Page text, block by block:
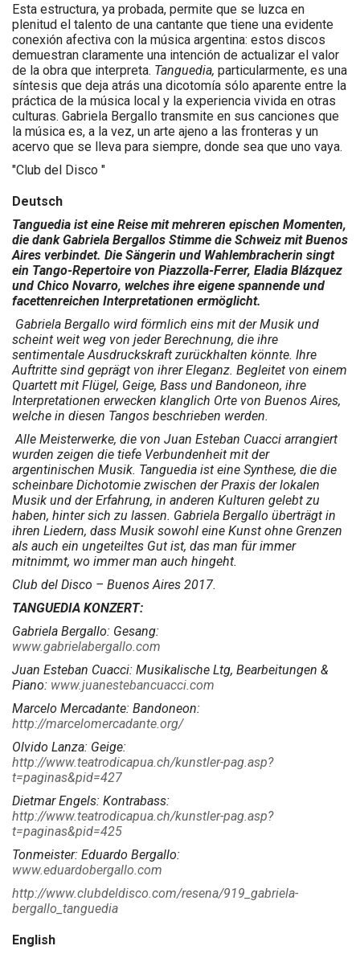
Esta estructura, ya probada, permite que se luzca en
plenitud el talento de una cantante que tiene una evidente
conexión afectiva con la música argentina: estos discos
demuestran claramente una intención de actualizar el valor
de la obra que interpreta. Tanguedia, particularmente, es una
síntesis que deja atrás una dicotomía sólo aparente entre la
práctica de la música local y la experiencia vivida en otras
culturas. Gabriela Bergallo transmite en sus canciones que
la música es, a la vez, un arte ajeno a las fronteras y un
acervo que se lleva para siempre, donde sea que uno vaya.
"Club del Disco "
Deutsch
Tanguedia ist eine Reise mit mehreren epischen Momenten,
die dank Gabriela Bergallos Stimme die Schweiz mit Buenos
Aires verbindet. Die Sängerin und Wahlembracherin singt
ein Tango-Repertoire von Piazzolla-Ferrer, Eladia Blázquez
und Chico Novarro, welches ihre eigene spannende und
facettenreichen Interpretationen ermöglicht.
Gabriela Bergallo wird förmlich eins mit der Musik und
scheint weit weg von jeder Berechnung, die ihre
sentimentale Ausdruckskraft zurückhalten könnte. Ihre
Auftritte sind geprägt von ihrer Eleganz. Begleitet von einem
Quartett mit Flügel, Geige, Bass und Bandoneon, ihre
Interpretationen erwecken klanglich Orte von Buenos Aires,
welche in diesen Tangos beschrieben werden.
Alle Meisterwerke, die von Juan Esteban Cuacci arrangiert
wurden zeigen die tiefe Verbundenheit mit der
argentinischen Musik. Tanguedia ist eine Synthese, die die
scheinbare Dichotomie zwischen der Praxis der lokalen
Musik und der Erfahrung, in anderen Kulturen gelebt zu
haben, hinter sich zu lassen. Gabriela Bergallo überträgt in
ihren Liedern, dass Musik sowohl eine Kunst ohne Grenzen
als auch ein ungeteiltes Gut ist, das man für immer
mitnimmt, wo immer man auch hingeht.
Club del Disco – Buenos Aires 2017.
TANGUEDIA KONZERT:
Gabriela Bergallo: Gesang:
www.gabrielabergallo.com
Juan Esteban Cuacci: Musikalische Ltg, Bearbeitungen &
Piano: www.juanestebancuacci.com
Marcelo Mercadante: Bandoneon:
http://marcelomercadante.org/
Olvido Lanza: Geige:
http://www.teatrodicapua.ch/kunstler-pag.asp?
t=paginas&pid=427
Dietmar Engels: Kontrabass:
http://www.teatrodicapua.ch/kunstler-pag.asp?
t=paginas&pid=425
Tonmeister: Eduardo Bergallo:
www.eduardobergallo.com
http://www.clubdeldisco.com/resena/919_gabriela-
bergallo_tanguedia
English